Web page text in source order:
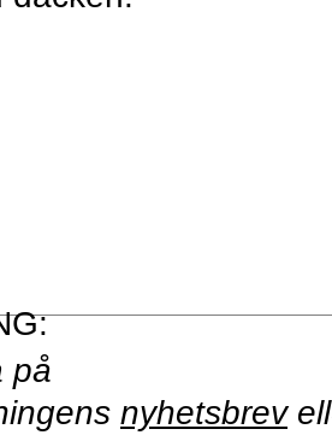
på
nyhetsbrev